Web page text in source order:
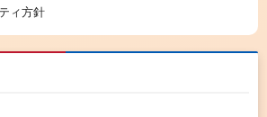
ィ方針